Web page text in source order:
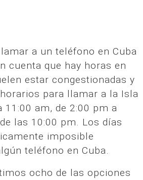
a un teléfono en Cuba
cuenta que hay horas en
estar congestionadas y
para llamar a la Isla
11:00 am, de 2:00 pm a
las 10:00 pm. Los días
imposible
teléfono en Cuba.
ocho de las opciones